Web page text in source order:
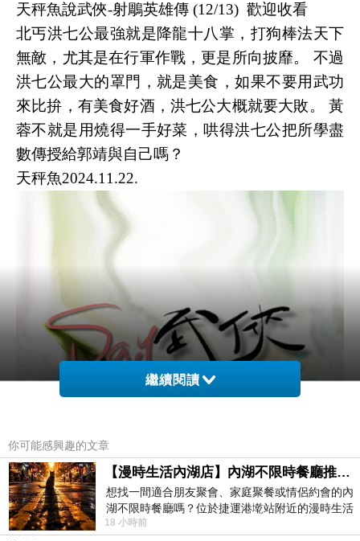
天秤魚說武俠-射鵰英雄傳 (12/13) 歡迎收看
北丐洪七公最強就是降龍十八掌，打狗棒法天下
無敵，尤其是在行軍作戰，更是所向披靡。 不過
洪七公最大的罩門，就是美食，如果不要用武功
來比拚，有美食好酒，洪七公大概就要大敗。 黃
蓉不就是用燒得一手好菜，哄得洪七公把所學盡
數傳授給郭靖與自己嗎？
天秤魚2024.11.22.
繼續閱讀
你可能感興趣的文章
【漫時生活內湖店】內湖不限時餐廳推薦｜捷運港墘站美食，聚餐、約會、家庭聚會首選，正餐甜點一次滿足
想找一間適合朋友聚會、家庭聚餐或情侶約會的內
湖不限時餐廳嗎？位於捷運港墘站附近的漫時生活
內湖店，從捷運站步行約4分鐘即可抵
18 小時前